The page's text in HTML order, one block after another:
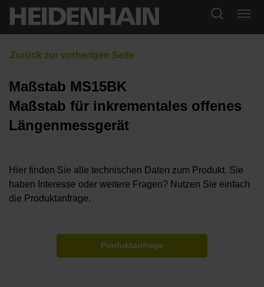
Maßstab MS15BK
Maßstab für inkrementales offenes
Längenmessgerät
Hier finden Sie alle technischen Daten zum Produkt. Sie
haben Interesse oder weitere Fragen? Nutzen Sie einfach
die Produktanfrage.
Produktanfrage